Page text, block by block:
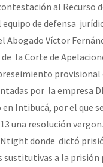
al Recurso
de defensa
Abogado Víctor
la Corte de
provisional
por la empresa
Intibucá, por el que
una resolución
Ntight donde dictó
sustitutivas a la prisión